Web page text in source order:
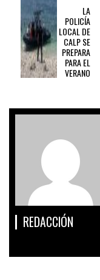
LA
POLICÍA
LOCAL DE
CALP SE
PREPARA
PARA EL
VERANO
REDACCIÓN